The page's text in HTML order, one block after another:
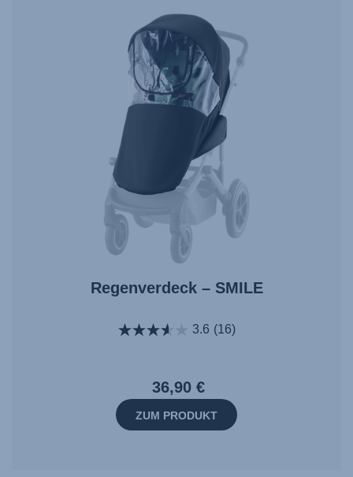
Regenverdeck – SMILE
3.6 (16)
36,90 €
ZUM PRODUKT